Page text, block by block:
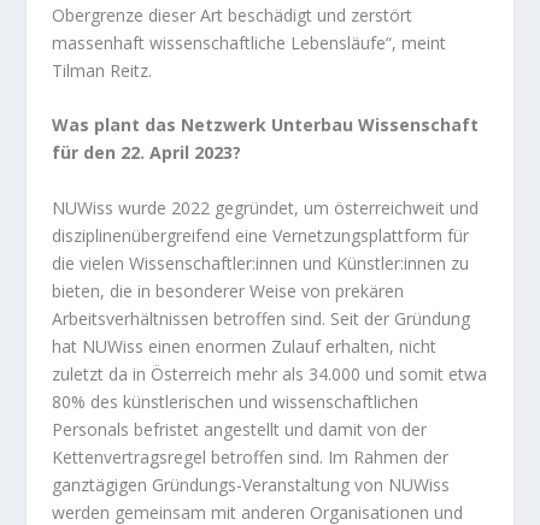
Obergrenze dieser Art beschädigt und zerstört
massenhaft wissenschaftliche Lebensläufe“, meint
Tilman Reitz.
Was plant das Netzwerk Unterbau Wissenschaft
für den 22. April 2023?
NUWiss wurde 2022 gegründet, um österreichweit und
disziplinenübergreifend eine Vernetzungsplattform für
die vielen Wissenschaftler:innen und Künstler:innen zu
bieten, die in besonderer Weise von prekären
Arbeitsverhältnissen betroffen sind. Seit der Gründung
hat NUWiss einen enormen Zulauf erhalten, nicht
zuletzt da in Österreich mehr als 34.000 und somit etwa
80% des künstlerischen und wissenschaftlichen
Personals befristet angestellt und damit von der
Kettenvertragsregel betroffen sind. Im Rahmen der
ganztägigen Gründungs-Veranstaltung von NUWiss
werden gemeinsam mit anderen Organisationen und